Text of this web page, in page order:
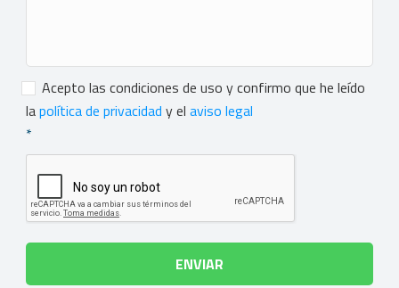
Consentimiento*
Acepto las condiciones de uso y confirmo que he leído
lapolítica de privacidad y el aviso legal
*